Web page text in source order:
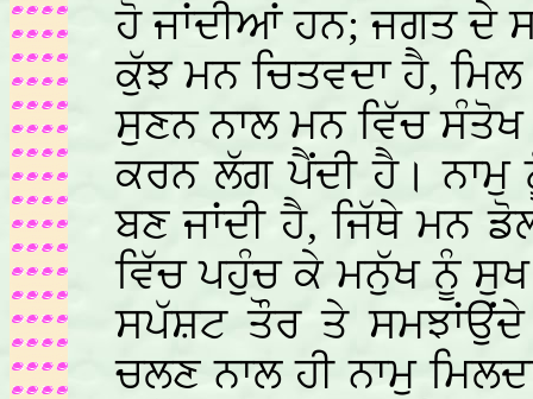
ਹੋ ਜਾਂਦੀਆਂ ਹਨ; ਜਗਤ ਦੇ
ਕੁੱਝ ਮਨ ਚਿਤਵਦਾ ਹੈ,
ਸੁਣਨ ਨਾਲ ਮਨ ਵਿੱਚ ਸੰਤੋਖ
ਕਰਨ ਲੱਗ ਪੈਂਦੀ ਹੈ।
ਬਣ ਜਾਂਦੀ ਹੈ, ਜਿੱਥੇ ਮਨ
ਵਿੱਚ ਪਹੁੰਚ ਕੇ ਮਨੁੱਖ ਨੂੰ ਸੁਖ
ਸਪੱਸ਼ਟ ਤੌਰ ਤੇ
ਚਲਣ ਨਾਲ ਹੀ ਨਾਮੁ